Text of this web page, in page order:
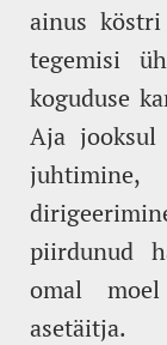
ainus
tegemisi
koguduse
Aja jooksul
piirdunud
omal
asetäitja.